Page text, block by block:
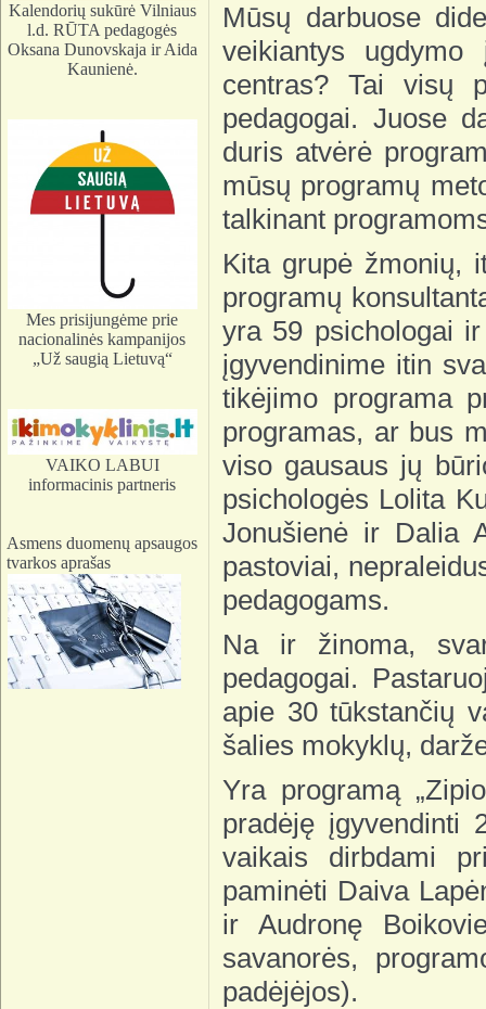
Kalendorių sukūrė Vilniaus
l.d. RŪTA pedagogės
Oksana Dunovskaja ir Aida
Kaunienė.
Mes prisijungėme prie
nacionalinės kampanijos
„Už saugią Lietuvą“
VAIKO LABUI
informacinis partneris
Asmens duomenų apsaugos
tvarkos aprašas
Mūsų darbuose
veikiantys
centras? Tai visų
pedagogai. Juose
duris atvėrė
mūsų programų
talkinant
Kita grupė žmonių,
programų
yra 59 psichologai
įgyvendinime itin
tikėjimo programa
programas, ar bus
viso gausaus jų
psichologės Lolita
Jonušienė ir Dalia
pastoviai,
pedagogams.
Na ir žinoma,
pedagogai.
apie 30 tūkstančių
šalies mokyklų,
Yra programą
pradėję įgyvendinti
vaikais dirbdami
paminėti Daiva
ir Audronę
savanorės,
padėjėjos).